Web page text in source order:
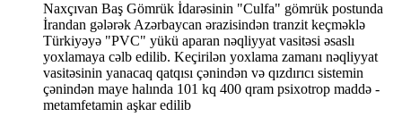
Naxçıvan Baş Gömrük İdarəsinin "Culfa" gömrük postunda
İrandan gələrək Azərbaycan ərazisindən tranzit keçməklə
Türkiyəyə "PVC" yükü aparan nəqliyyat vasitəsi əsaslı
yoxlamaya cəlb edilib. Keçirilən yoxlama zamanı nəqliyyat
vasitəsinin yanacaq qatqısı çənindən və qızdırıcı sistemin
çənindən maye halında 101 kq 400 qram psixotrop maddə -
metamfetamin aşkar edilib